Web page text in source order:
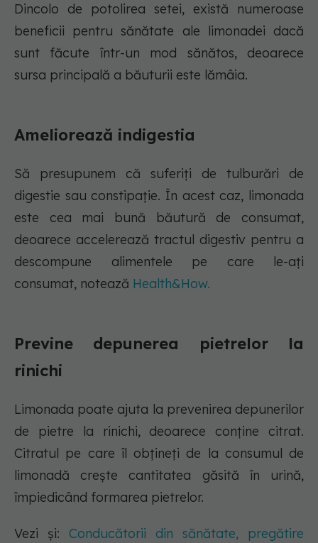
Dincolo de potolirea setei, există numeroase
beneficii pentru sănătate ale limonadei dacă
sunt făcute într-un mod sănătos, deoarece
sursa principală a băuturii este lămâia.
Ameliorează indigestia
Să presupunem că suferiți de tulburări de
digestie sau constipație. În acest caz, limonada
este cea mai bună băutură de consumat,
deoarece accelerează tractul digestiv pentru a
descompune alimentele pe care le-ați
consumat, notează Health&How.
Previne depunerea pietrelor la
rinichi
Limonada poate ajuta la prevenirea depunerilor
de pietre la rinichi, deoarece conține citrat.
Citratul pe care îl obțineți de la consumul de
limonadă crește cantitatea găsită în urină,
împiedicând formarea pietrelor.
Vezi și: Conducătorii din sănătate, pregătire